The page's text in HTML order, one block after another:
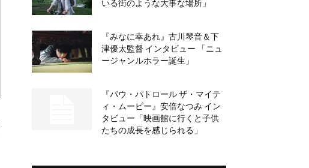
いる街のような大事な場所」
『みなに幸あれ』古川琴音＆下
津優太監督 インタビュー 「ニュ
ージャンルホラー誕生」
『パウ・パトロール ザ・マイテ
ィ・ムービー』安倍なつみ イン
タビュー「映画館に行くと子供
たちの成長を感じられる」